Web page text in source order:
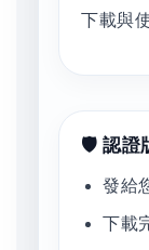
下載與
🛡️ 認證
發給
下載